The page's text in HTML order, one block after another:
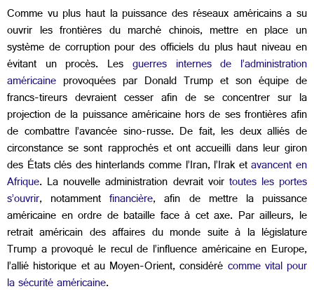
Comme vu plus haut la puissance des réseaux américains a su
ouvrir les frontières du marché chinois, mettre en place un
système de corruption pour des officiels du plus haut niveau en
évitant un procès. Les guerres internes de l’administration
américaine provoquées par Donald Trump et son équipe de
francs-tireurs devraient cesser afin de se concentrer sur la
projection de la puissance américaine hors de ses frontières afin
de combattre l’avancée sino-russe. De fait, les deux alliés de
circonstance se sont rapprochés et ont accueilli dans leur giron
des États clés des hinterlands comme l’Iran, l’Irak etavancent en
Afrique. La nouvelle administration devrait voir toutes les portes
s’ouvrir, notammentfinancière, afin de mettre la puissance
américaine en ordre de bataille face à cet axe. Par ailleurs, le
retrait américain des affaires du monde suite à la législature
Trump a provoqué le recul de l’influence américaine en Europe,
l’allié historique et au Moyen-Orient, considéré comme vital pour
la sécurité américaine.